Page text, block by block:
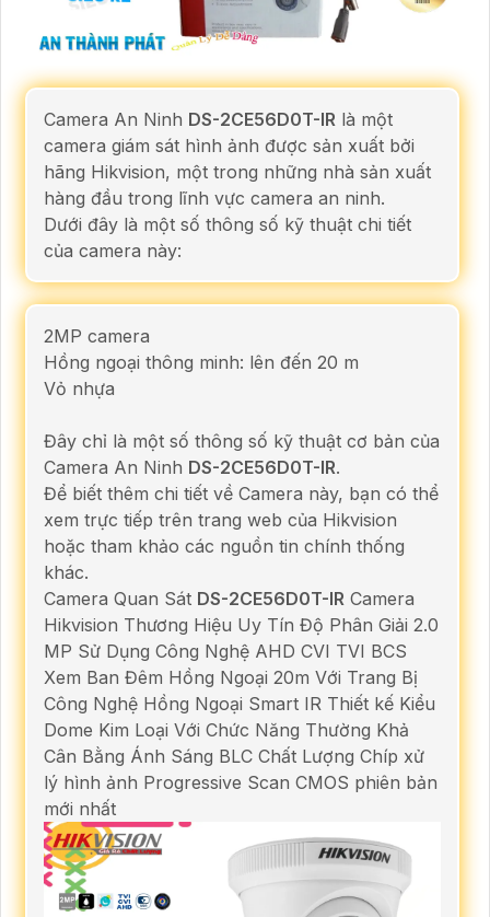
Camera An Ninh DS-2CE56D0T-IR là một
camera giám sát hình ảnh được sản xuất bởi
hãng Hikvision, một trong những nhà sản xuất
hàng đầu trong lĩnh vực camera an ninh.
Dưới đây là một số thông số kỹ thuật chi tiết
của camera này:
2MP camera
Hồng ngoại thông minh: lên đến 20 m
Vỏ nhựa
Đây chỉ là một số thông số kỹ thuật cơ bản của
Camera An Ninh DS-2CE56D0T-IR.
Để biết thêm chi tiết về Camera này, bạn có thể
xem trực tiếp trên trang web của Hikvision
hoặc tham khảo các nguồn tin chính thống
khác.
Camera Quan Sát DS-2CE56D0T-IR Camera
Hikvision Thương Hiệu Uy Tín Độ Phân Giải 2.0
MP Sử Dụng Công Nghệ AHD CVI TVI BCS
Xem Ban Đêm Hồng Ngoại 20m Với Trang Bị
Công Nghệ Hồng Ngoại Smart IR Thiết kế Kiểu
Dome Kim Loại Với Chức Năng Thường Khả
Cân Bằng Ánh Sáng BLC Chất Lượng Chíp xử
lý hình ảnh Progressive Scan CMOS phiên bản
mới nhất